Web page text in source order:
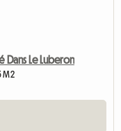
Dans Le Luberon
M2